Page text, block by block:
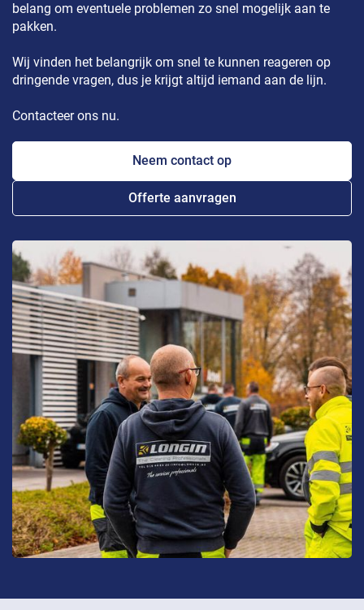
belang om eventuele problemen zo snel mogelijk aan te
pakken.
Wij vinden het belangrijk om snel te kunnen reageren op
dringende vragen, dus je krijgt altijd iemand aan de lijn.
Contacteer ons nu.
Neem contact op
Offerte aanvragen